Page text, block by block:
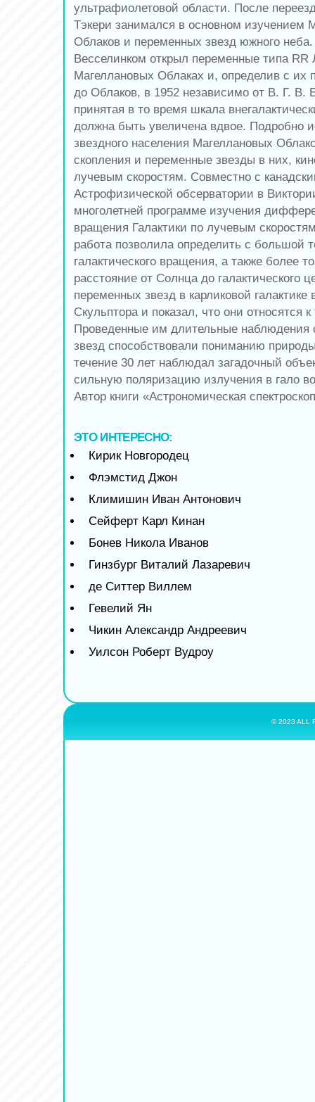
ультрафиолетовой области. После
Тэкери занимался в основном изучением
Облаков и переменных звезд южного
Весселинком открыл переменные типа RR
Магеллановых Облаках и, определив с их
до Облаков, в 1952 независимо от В. Г. В.
принятая в то время шкала
должна быть увеличена вдвое. Подробно
звездного населения Магеллановых
скопления и переменные звезды в них,
лучевым скоростям. Совместно с
Астрофизической обсерватории в
многолетней программе изучения
вращения Галактики по лучевым
работа позволила определить с большой
галактического вращения, а также более
расстояние от Солнца до галактического
переменных звезд в карликовой галактике
Скульптора и показал, что они относятся
Проведенные им длительные наблюдения
звезд способствовали пониманию
течение 30 лет наблюдал загадочный
сильную поляризацию излучения в гало
Автор книги «Астрономическая
ЭТО ИНТЕРЕСНО:
Кирик Новгородец
Флэмстид Джон
Климишин Иван Антонович
Сейферт Карл Кинан
Бонев Никола Иванов
Гинзбург Виталий Лазаревич
де Ситтер Виллем
Гевелий Ян
Чикин Александр Андреевич
Уилсон Роберт Вудроу
© 2023 ALL